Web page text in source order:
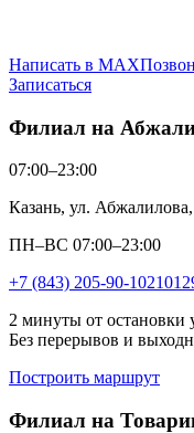
Написать в MAX
Записаться
Филиал на
07:00–23:00
Казань, ул. Абжалилова,
ПН–ВС 07:00–23:00
+7 (843) 205-90-10
2 минуты от остановки
Без перерывов и
Построить маршрут
Филиал на